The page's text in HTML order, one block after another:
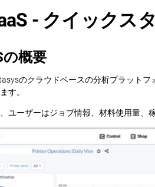
- クイックス
の概要
のクラウドベースの分析プラット
す。
ユーザーはジョブ情報、材料使用量